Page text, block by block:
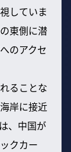
していま
東側に潜
のアクセ
ることな
岸に接近
、中国が
クカー